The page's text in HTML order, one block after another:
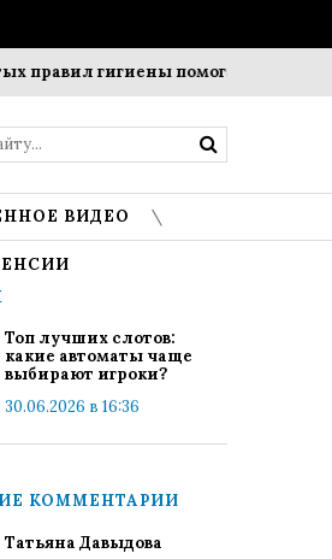
гигиены помогает
ВИДЕО
Топ лучших слотов:
какие автоматы чаще
выбирают игроки?
30.06.2026 в 16:36
КОММЕНТАРИИ
Татьяна Давыдова